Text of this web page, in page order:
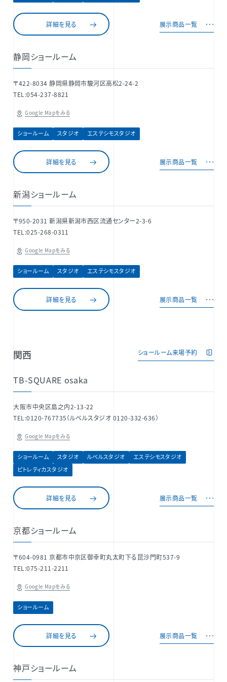
詳細を見る 展示商品一覧
静岡ショールーム
〒422-8034 静岡県静岡市駿河区高松2-24-2
TEL:054-237-8821
Google Mapをみる
ショールーム スタジオ エステシモスタジオ
詳細を見る 展示商品一覧
新潟ショールーム
〒950-2031 新潟県新潟市西区流通センター2-3-6
TEL:025-268-0311
Google Mapをみる
ショールーム スタジオ エステシモスタジオ
詳細を見る 展示商品一覧
関西 ショールーム来場予約
TB-SQUARE osaka
大阪市中央区島之内2-13-22
TEL:0120-767735（ルベルスタジオ 0120-332-636）
Google Mapをみる
ショールーム スタジオ ルベルスタジオ
エステシモスタジオ
ピトレティカスタジオ
詳細を見る 展示商品一覧
京都ショールーム
〒604-0981 京都市中京区御幸町丸太町下る昆沙門町537-9
TEL:075-211-2211
Google Mapをみる
ショールーム
詳細を見る 展示商品一覧
神戸ショールーム